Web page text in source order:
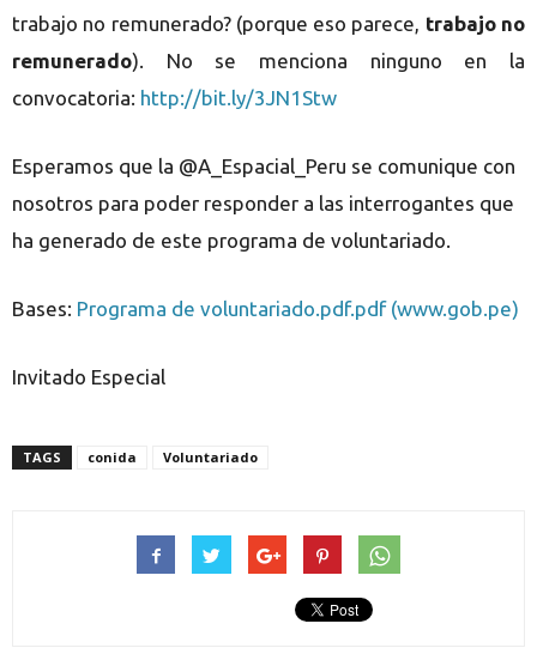
trabajo no remunerado? (porque eso parece, trabajo no
remunerado). No se menciona ninguno en la
convocatoria: http://bit.ly/3JN1Stw
Esperamos que la @A_Espacial_Peru se comunique con
nosotros para poder responder a las interrogantes que
ha generado de este programa de voluntariado.
Bases: Programa de voluntariado.pdf.pdf (www.gob.pe)
Invitado Especial
TAGS conida Voluntariado